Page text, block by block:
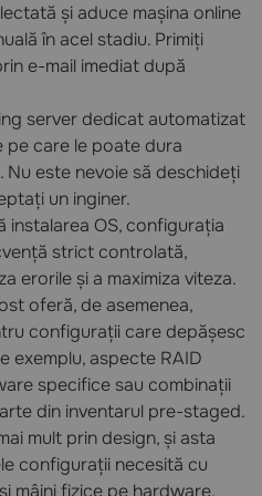
și aduce mașina online
în acel stadiu. Primiți
e-mail imediat după
server dedicat automatizat
pe care le poate dura
este nevoie să deschideți
un inginer.
OS, configurația
strict controlată,
erorile și a maximiza viteza.
oferă, de asemenea,
configurații care depășesc
exemplu, aspecte RAID
specifice sau combinații
din inventarul pre-staged.
mult prin design, și asta
configurații necesită cu
mâini fizice pe hardware.